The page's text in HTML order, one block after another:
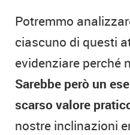
Potremmo
ciascuno di questi
evidenziare perché
Sarebbe però un
scarso valore
nostre inclinazioni